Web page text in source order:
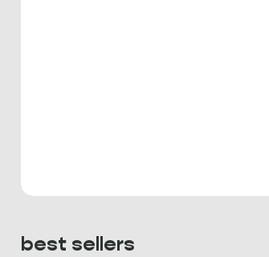
best sellers